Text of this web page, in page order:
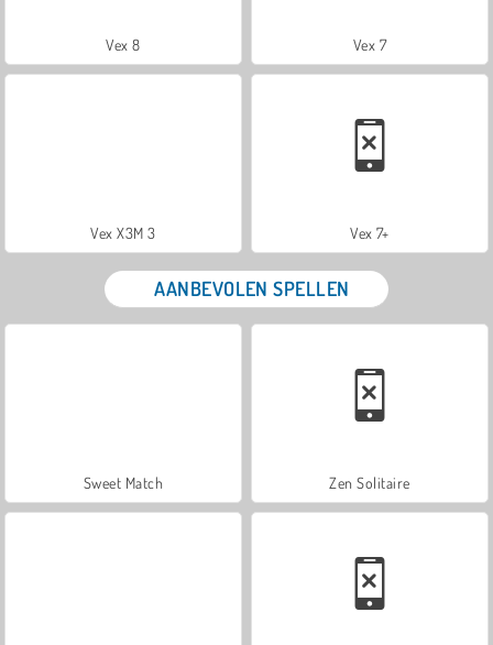
Vex 8 Vex 7
Vex X3M 3 Vex 7+
AANBEVOLEN SPELLEN
Sweet Match Zen Solitaire